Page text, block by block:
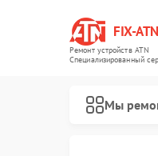
FIX-ATN
Ремонт устройств ATN
Специализированный
Мы